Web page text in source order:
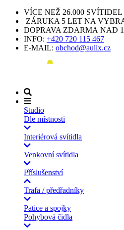
VÍCE NEŽ 26.000 SVÍTIDEL
ZÁRUKA 5 LET NA
DOPRAVA ZDARMA NAD
INFO: +420 720 115 467
E-MAIL: obchod@aulix.cz
Studio
Dle místnosti
Interiérová svítidla
Venkovní svítidla
Příslušenství
Trafa / předřadníky
Patice a spojky
Pohybová čidla